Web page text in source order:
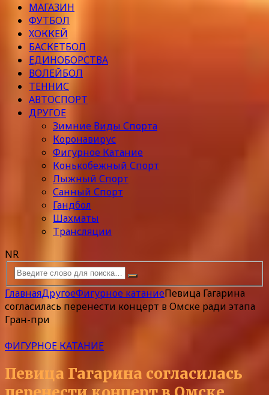
МАГАЗИН
ФУТБОЛ
ХОККЕЙ
БАСКЕТБОЛ
ЕДИНОБОРСТВА
ВОЛЕЙБОЛ
ТЕННИС
АВТОСПОРТ
ДРУГОЕ
Зимние Виды Спорта
Коронавирус
Фигурное Катание
Конькобежный Спорт
Лыжный Спорт
Санный Спорт
Гандбол
Шахматы
Трансляции
NR
ГлавнаяДругоеФигурное катаниеПевица Гагарина
согласилась перенести концерт в Омске ради этапа
Гран-при
ФИГУРНОЕ КАТАНИЕ
Певица Гагарина согласилась